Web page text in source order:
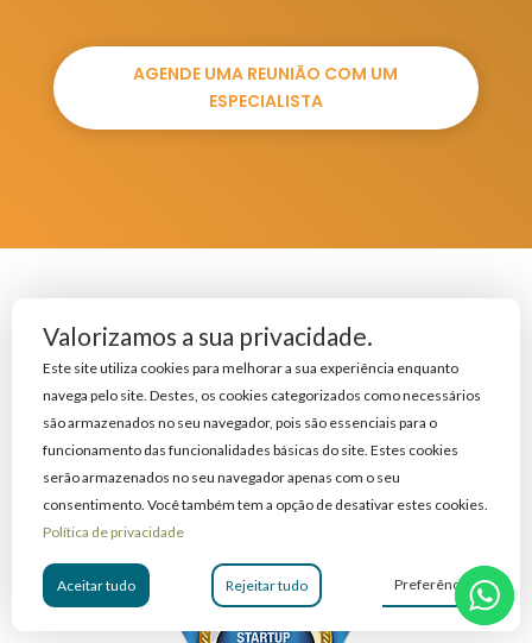
AGENDE UMA REUNIÃO COM UM
ESPECIALISTA
A solução é interessante, mas
quem é a empresa
Reduzacusto.com?
Reconhecimentos:
Valorizamos a sua privacidade.
Este site utiliza cookies para melhorar a sua experiência enquanto
navega pelo site. Destes, os cookies categorizados como necessários
são armazenados no seu navegador, pois são essenciais para o
funcionamento das funcionalidades básicas do site. Estes cookies
serão armazenados no seu navegador apenas com o seu
consentimento. Você também tem a opção de desativar estes cookies.
Política de privacidade
Aceitar tudo Rejeitar tudo Preferências